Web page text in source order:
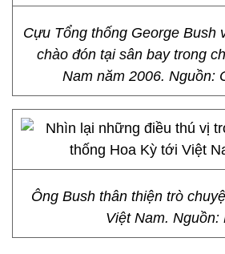
Cựu Tổng thống George Bush
chào đón tại sân bay trong
Nam năm 2006. Nguồn:
Ông Bush thân thiện trò
Việt Nam. Nguồn: